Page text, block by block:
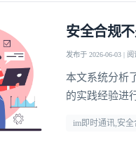
安全合规
发布于 2026-06-03 | 阅
本文系统分析
的实践经验进
im即时通讯,安全